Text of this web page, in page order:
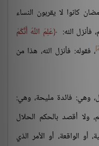
كانوا لا يقربون النساء
فأنزل الله: عَلِمَ اللَّهُ أَنَّكُمْ
، فقوله: فأنزل الله، هذا من
وهي: فائدة مليحة، وهي:
ولا أقصد بالحكم الحلال
أو الواقعة، أو الأمر الذي